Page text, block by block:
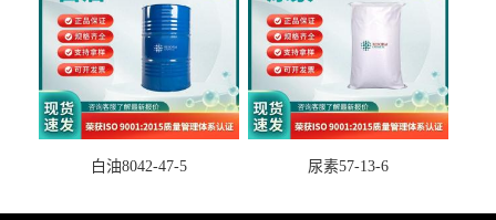
白油8042-47-5 尿素57-13-6